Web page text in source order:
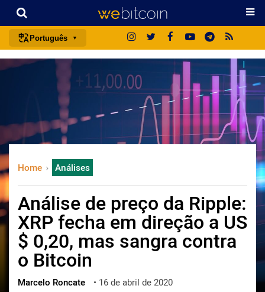
Português
português (BR)
english
español
français
italiano
日本語
русский
한국어
العربية
ไทย
ქართული
Home Análises
Análise de preço da Ripple:
XRP fecha em direção a US
$ 0,20, mas sangra contra
o Bitcoin
Marcelo Roncate • 16 de abril de 2020